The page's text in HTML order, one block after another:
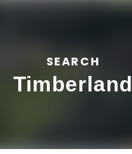
SEARCH
Timberland